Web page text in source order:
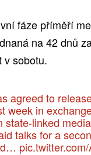
fáze příměří
na 42 dnů
v sobotu.
agreed to
week in
state-linked
talks for a